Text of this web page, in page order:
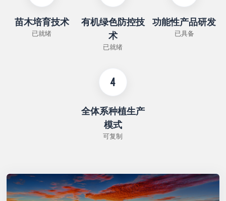
苗木培育技术
已就绪
有机绿色防控技
术
已就绪
功能性产品研发
已具备
4
全体系种植生产
模式
可复制